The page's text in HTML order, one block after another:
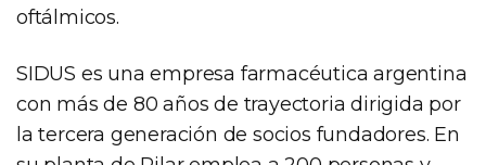
oftálmicos.
SIDUS es una empresa farmacéutica argentina
con más de 80 años de trayectoria dirigida por
la tercera generación de socios fundadores. En